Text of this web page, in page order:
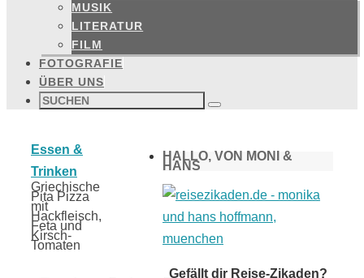
MUSIK
LITERATUR
FILM
FOTOGRAFIE
ÜBER UNS
Suchen
nach: Suchen
Start
Essen &
Trinken
Griechische
Pita Pizza
mit
Hackfleisch,
Feta und
Kirsch-
Tomaten
HALLO, VON MONI &
HANS
Gefällt dir Reise-Zikaden?